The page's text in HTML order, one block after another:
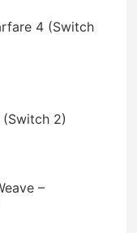
4 (Switch
(Switch 2)
–